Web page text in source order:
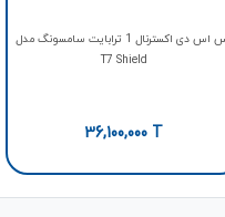
اس اس دی اکسترنال 1 ترابایت سامسونگ مدل
T7 Shield
36,100,000 T